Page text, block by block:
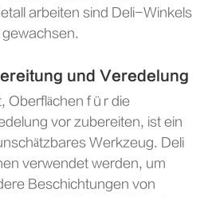
arbeiten sind Deli-Winkels
und Veredelung
Oberflächen für die
vor zubereiten, ist ein
Werkzeug. Deli
verwendet werden, um
Beschichtungen von